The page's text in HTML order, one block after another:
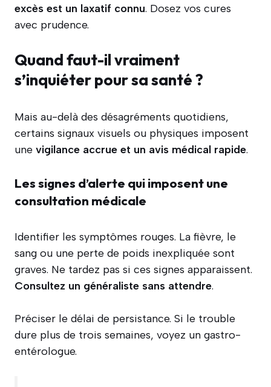
excès est un laxatif connu. Dosez vos cures
avec prudence.
Quand faut-il vraiment
s’inquiéter pour sa santé ?
Mais au-delà des désagréments quotidiens,
certains signaux visuels ou physiques imposent
une vigilance accrue et un avis médical rapide.
Les signes d’alerte qui imposent une
consultation médicale
Identifier les symptômes rouges. La fièvre, le
sang ou une perte de poids inexpliquée sont
graves. Ne tardez pas si ces signes apparaissent.
Consultez un généraliste sans attendre.
Préciser le délai de persistance. Si le trouble
dure plus de trois semaines, voyez un gastro-
entérologue.